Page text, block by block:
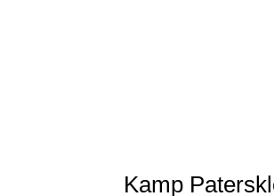
Kamp